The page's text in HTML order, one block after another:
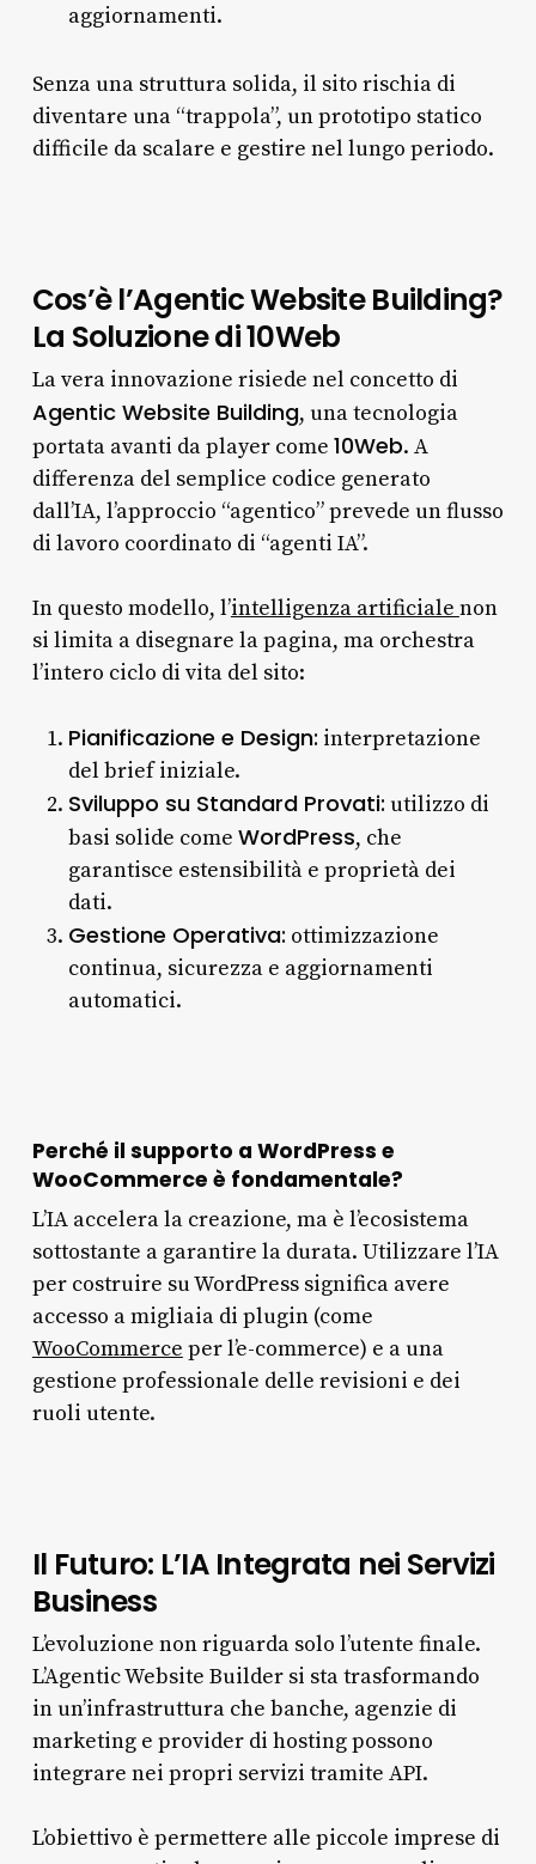
aggiornamenti.
Senza una struttura solida, il sito rischia di
diventare una “trappola”, un prototipo statico
difficile da scalare e gestire nel lungo periodo.
Cos’è l’Agentic Website Building?
La Soluzione di 10Web
La vera innovazione risiede nel concetto di
Agentic Website Building, una tecnologia
portata avanti da player come 10Web. A
differenza del semplice codice generato
dall’IA, l’approccio “agentico” prevede un flusso
di lavoro coordinato di “agenti IA”.
In questo modello, l’intelligenza artificiale non
si limita a disegnare la pagina, ma orchestra
l’intero ciclo di vita del sito:
Pianificazione e Design: interpretazione
del brief iniziale.
Sviluppo su Standard Provati: utilizzo di
basi solide come WordPress, che
garantisce estensibilità e proprietà dei
dati.
Gestione Operativa: ottimizzazione
continua, sicurezza e aggiornamenti
automatici.
Perché il supporto a WordPress e
WooCommerce è fondamentale?
L’IA accelera la creazione, ma è l’ecosistema
sottostante a garantire la durata. Utilizzare l’IA
per costruire su WordPress significa avere
accesso a migliaia di plugin (come
WooCommerce per l’e-commerce) e a una
gestione professionale delle revisioni e dei
ruoli utente.
Il Futuro: L’IA Integrata nei Servizi
Business
L’evoluzione non riguarda solo l’utente finale.
L’Agentic Website Builder si sta trasformando
in un’infrastruttura che banche, agenzie di
marketing e provider di hosting possono
integrare nei propri servizi tramite API.
L’obiettivo è permettere alle piccole imprese di